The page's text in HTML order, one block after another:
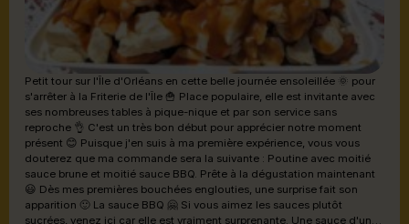
Petit tour sur l'Île d'Orléans en cette belle journée ensoleillée 🌞 pour
s'arrêter à la Friterie de l'Île 🍟 Place populaire, elle est invitante avec
ses nombreuses tables à pique-nique et par son service sans
reproche 👌 C'est un très bon début pour apprécier notre moment
présent 😊 Puisque j'en suis à ma première expérience, vous vous
douterez que ma commande sera la suivante : Poutine avec moitié
sauce brune et moitié sauce BBQ. Prête à la dégustation maintenant
😃 Dès mes premières bouchées englouties, une surprise fait son
apparition 🙂 La sauce BBQ 🤗 Si vous aimez les sauces plutôt
sucrées, venez ici car elle est vraiment surprenante. Une sauce d'une